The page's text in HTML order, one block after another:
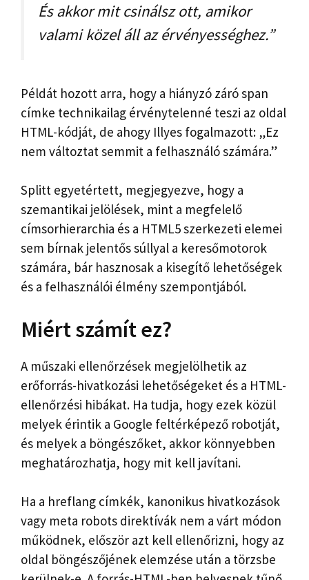
És akkor mit csinálsz ott, amikor
valami közel áll az érvényességhez.”
Példát hozott arra, hogy a hiányzó záró span
címke technikailag érvénytelenné teszi az oldal
HTML-kódját, de ahogy Illyes fogalmazott: „Ez
nem változtat semmit a felhasználó számára.”
Splitt egyetértett, megjegyezve, hogy a
szemantikai jelölések, mint a megfelelő
címsorhierarchia és a HTML5 szerkezeti elemei
sem bírnak jelentős súllyal a keresőmotorok
számára, bár hasznosak a kisegítő lehetőségek
és a felhasználói élmény szempontjából.
Miért számít ez?
A műszaki ellenőrzések megjelölhetik az
erőforrás-hivatkozási lehetőségeket és a HTML-
ellenőrzési hibákat. Ha tudja, hogy ezek közül
melyek érintik a Google feltérképező robotját,
és melyek a böngészőket, akkor könnyebben
meghatározhatja, hogy mit kell javítani.
Ha a hreflang címkék, kanonikus hivatkozások
vagy meta robots direktívák nem a várt módon
működnek, először azt kell ellenőrizni, hogy az
oldal böngészőjének elemzése után a törzsbe